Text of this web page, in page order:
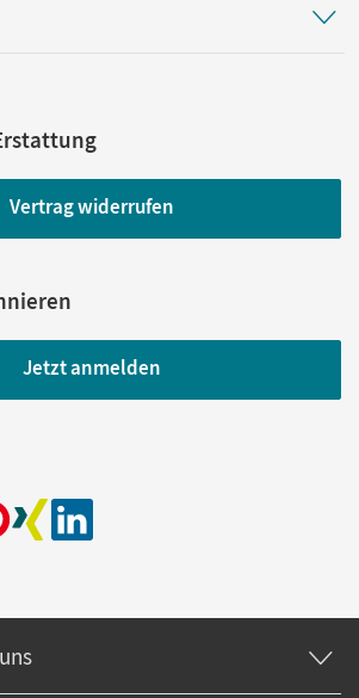
Vertrag widerrufen
Jetzt anmelden